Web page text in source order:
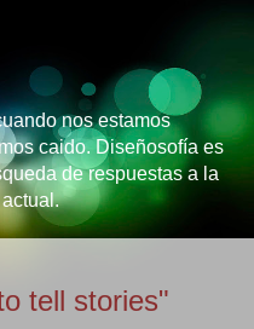
nos estamos
caido. Diseñosofía es
de respuestas a la
tell stories"